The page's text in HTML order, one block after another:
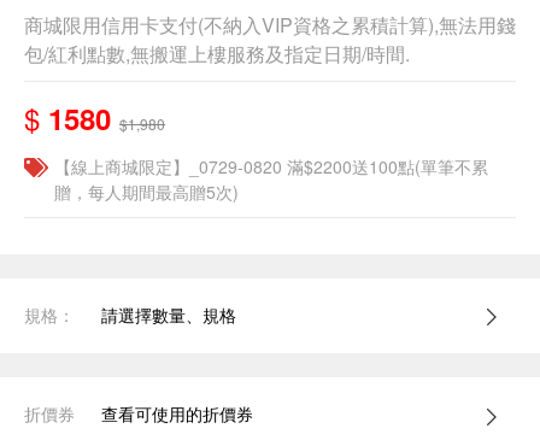
商城限用信用卡支付(不納入VIP資格之累積計算),無法用錢
包/紅利點數,無搬運上樓服務及指定日期/時間.
$ 1580 $1,980
【線上商城限定】_0729-0820 滿$2200送100點(單筆不累
贈，每人期間最高贈5次)
規格： 請選擇數量、規格
折價券 查看可使用的折價券